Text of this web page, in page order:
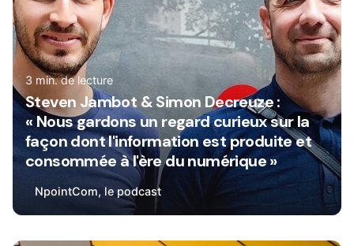
3 min. de lecture
Steven Jambot & Simon Decreuze :
« Nous gardons un regard curieux sur la
façon dont l'information est produite et
consommée à l'ère du numérique »
NpointCom, le podcast